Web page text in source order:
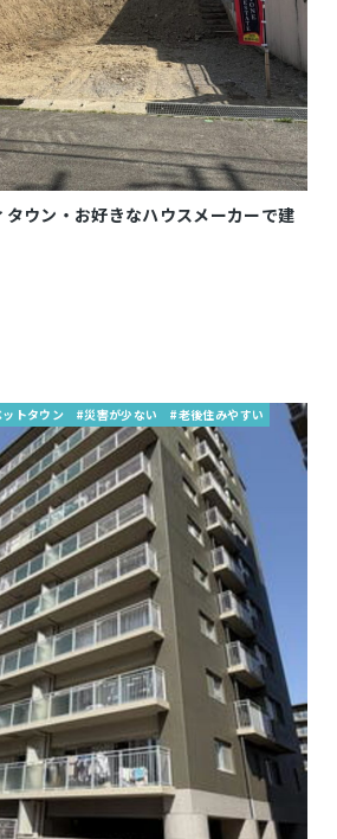
タウン・お好きなハウスメーカーで建
トタウン #災害が少ない #老後住みやすい